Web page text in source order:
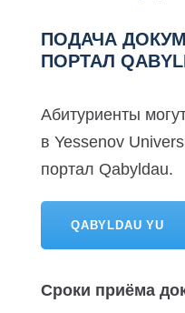
ПОДАЧА
ПОРТАЛ
Абитуриенты
в Yessenov
портал Qabyldau.
QABYLDAU YU
Сроки приёма